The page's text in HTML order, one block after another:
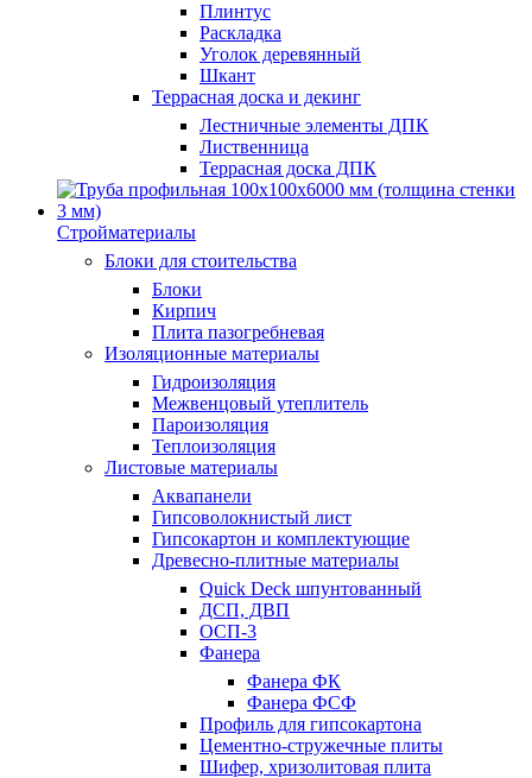
Плинтус
Раскладка
Уголок деревянный
Шкант
Террасная доска и декинг
Лестничные элементы ДПК
Лиственница
Террасная доска ДПК
Стройматериалы
Блоки для стоительства
Блоки
Кирпич
Плита пазогребневая
Изоляционные материалы
Гидроизоляция
Межвенцовый утеплитель
Пароизоляция
Теплоизоляция
Листовые материалы
Аквапанели
Гипсоволокнистый лист
Гипсокартон и комплектующие
Древесно-плитные материалы
Quick Deck шпунтованный
ДСП, ДВП
ОСП-3
Фанера
Фанера ФК
Фанера ФСФ
Профиль для гипсокартона
Цементно-стружечные плиты
Шифер, хризолитовая плита